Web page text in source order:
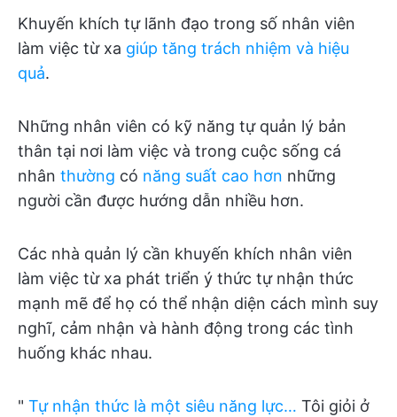
Khuyến khích tự lãnh đạo trong số nhân viên
làm việc từ xa giúp tăng trách nhiệm và hiệu
quả.
Những nhân viên có kỹ năng tự quản lý bản
thân tại nơi làm việc và trong cuộc sống cá
nhân thường có năng suất cao hơn những
người cần được hướng dẫn nhiều hơn.
Các nhà quản lý cần khuyến khích nhân viên
làm việc từ xa phát triển ý thức tự nhận thức
mạnh mẽ để họ có thể nhận diện cách mình suy
nghĩ, cảm nhận và hành động trong các tình
huống khác nhau.
" Tự nhận thức là một siêu năng lực… Tôi giỏi ở